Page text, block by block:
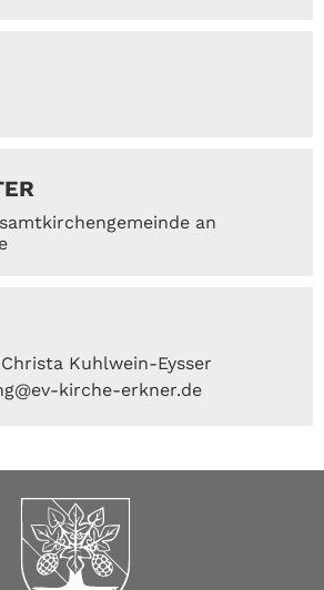
an
Kuhlwein-Eysser
kirche-erkner.de